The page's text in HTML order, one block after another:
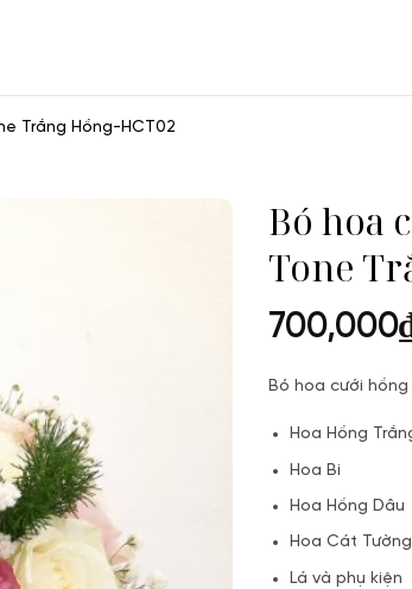
Trắng Hồng-HCT02
Bó hoa
Tone
700,000
Bó hoa cưới
Hoa Hồng
Hoa Bi
Hoa Hồng Dâu
Hoa Cát Tường
Lá và phụ kiện